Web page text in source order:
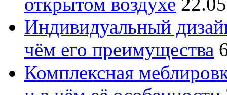
Индивидуальный
чём его преимущества
Комплексная